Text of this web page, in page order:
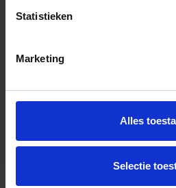
Statistieken
Marketing
Alles
Selectie
Niet op voorraad, levertijd 1 tot
Artikelnummer merk: 1219288
€ 35,91 incl. BTW